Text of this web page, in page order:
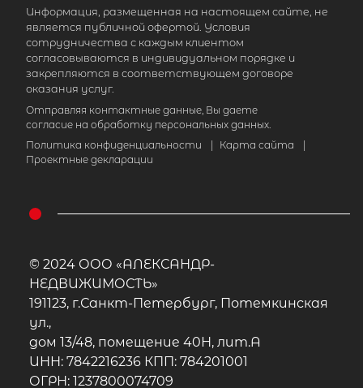
Информация, размещенная на настоящем сайте, не
является публичной офертой. Условия
сотрудничества с каждым клиентом
согласовываются в индивидуальном порядке и
закрепляются в соответствующем договоре
оказания услуг.
Отправляя контактные данные, Вы даете
согласие на обработку персональных данных.
Политика конфиденциальности
Карта сайта
Проектные декларации
© 2024 ООО «АЛЕКСАНДР-
НЕДВИЖИМОСТЬ»
191123, г.Санкт-Петербург, Потемкинская
ул.,
дом 13/48, помещение 40Н, лит.А
ИНН: 7842216236 КПП: 784201001
ОГРН: 1237800074709